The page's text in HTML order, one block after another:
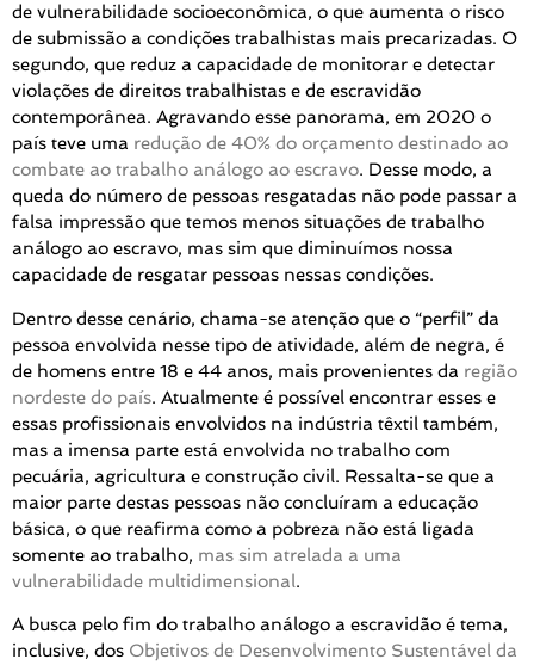
de vulnerabilidade socioeconômica, o que aumenta o risco
de submissão a condições trabalhistas mais precarizadas. O
segundo, que reduz a capacidade de monitorar e detectar
violações de direitos trabalhistas e de escravidão
contemporânea. Agravando esse panorama, em 2020 o
país teve uma redução de 40% do orçamento destinado ao
combate ao trabalho análogo ao escravo. Desse modo, a
queda do número de pessoas resgatadas não pode passar a
falsa impressão que temos menos situações de trabalho
análogo ao escravo, mas sim que diminuímos nossa
capacidade de resgatar pessoas nessas condições.
Dentro desse cenário, chama-se atenção que o “perfil” da
pessoa envolvida nesse tipo de atividade, além de negra, é
de homens entre 18 e 44 anos, mais provenientes da região
nordeste do país. Atualmente é possível encontrar esses e
essas profissionais envolvidos na indústria têxtil também,
mas a imensa parte está envolvida no trabalho com
pecuária, agricultura e construção civil. Ressalta-se que a
maior parte destas pessoas não concluíram a educação
básica, o que reafirma como a pobreza não está ligada
somente ao trabalho, mas sim atrelada a uma
vulnerabilidade multidimensional.
A busca pelo fim do trabalho análogo a escravidão é tema,
inclusive, dos Objetivos de Desenvolvimento Sustentável da